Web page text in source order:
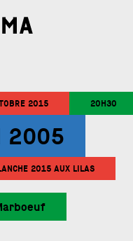
2015 20H30
2005
2015 AUX LILAS